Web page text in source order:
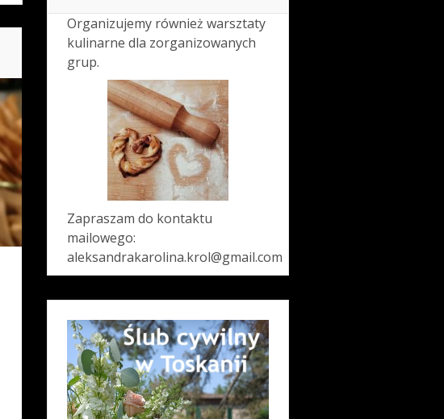
Organizujemy również warsztaty
kulinarne dla zorganizowanych
grup.
Zapraszam do kontaktu
mailowego:
aleksandrakarolina.krol@gmail.com